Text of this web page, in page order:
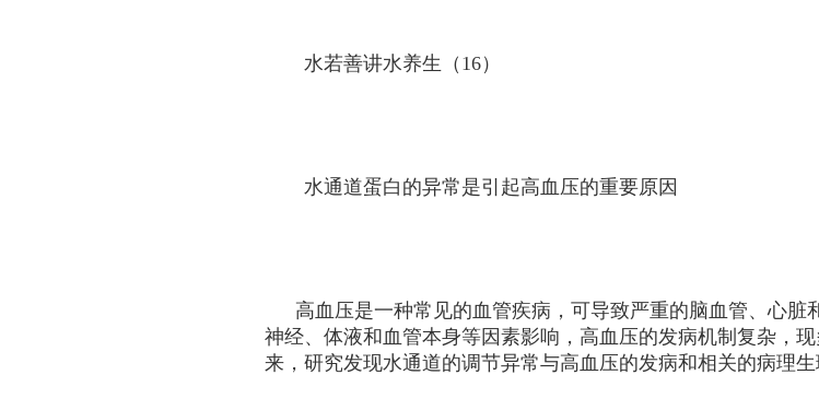
水若善讲水养生（16）
水通道蛋白的异常是引起高血压的重要原因
高血压是一种常见的血管疾病，可导致严重的脑血管、心
神经、体液和血管本身等因素影响，高血压的发病机制复杂，
来，研究发现水通道的调节异常与高血压的发病和相关的病理生